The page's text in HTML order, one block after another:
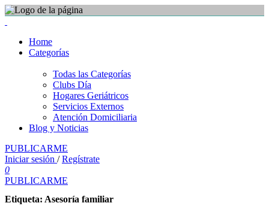
Home
Categorías
Todas las Categorías
Clubs Día
Hogares Geriátricos
Servicios Externos
Atención Domiciliaria
Blog y Noticias
PUBLICARME
Iniciar sesión / Regístrate
0
PUBLICARME
Etiqueta: Asesoría familiar